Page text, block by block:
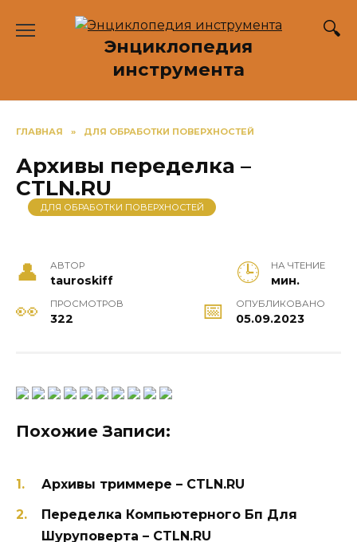
Энциклопедия
инструмента
ГЛАВНАЯ » ДЛЯ ОБРАБОТКИ ПОВЕРХНОСТЕЙ
Архивы переделка –
CTLN.RU
ДЛЯ ОБРАБОТКИ ПОВЕРХНОСТЕЙ
АВТОР
tauroskiff
НА ЧТЕНИЕ
мин.
ПРОСМОТРОВ
322
ОПУБЛИКОВАНО
05.09.2023
Похожие Записи:
Архивы триммере – CTLN.RU
Переделка Компьютерного Бп Для
Шуруповерта – CTLN.RU